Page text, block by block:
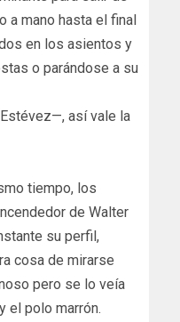
a mano hasta el final
en los asientos y
o parándose a su
así vale la
tiempo, los
de Walter
su perfil,
cosa de mirarse
pero se lo veía
el polo marrón.